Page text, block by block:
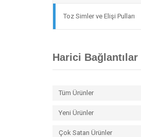
Toz Simler ve Elişi Pulları
Harici Bağlantılar
Tüm Ürünler
Yeni Ürünler
Çok Satan Ürünler